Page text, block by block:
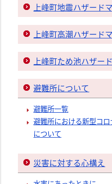
上峰町地震ハザード
上峰町高潮ハザード
上峰町ため池ハザー
避難所について
避難所一覧
避難所における新型コ
について
災害に対する心構え